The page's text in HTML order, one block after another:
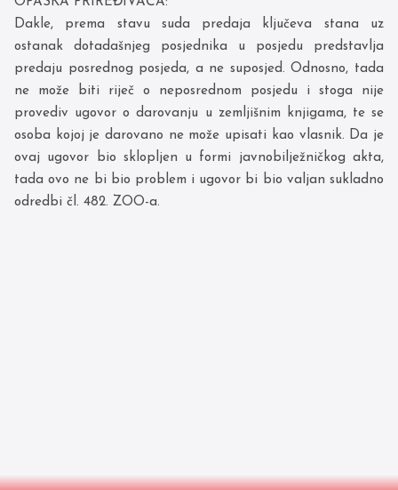
Dakle, prema stavu suda predaja ključeva stana uz
ostanak dotadašnjeg posjednika u posjedu predstavlja
predaju posrednog posjeda, a ne suposjed. Odnosno, tada
ne može biti riječ o neposrednom posjedu i stoga nije
provediv ugovor o darovanju u zemljišnim knjigama, te se
osoba kojoj je darovano ne može upisati kao vlasnik. Da je
ovaj ugovor bio sklopljen u formi javnobilježničkog akta,
tada ovo ne bi bio problem i ugovor bi bio valjan sukladno
odredbi čl. 482. ZOO-a.